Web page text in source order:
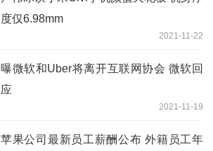
度仅6.98mm
2021-11-22
曝微软和Uber将离开互联网协会 微软回
应
2021-11-19
苹果公司最新员工薪酬公布 外籍员工年